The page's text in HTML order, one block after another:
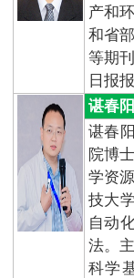
产和
和省
等期
日报报
谌春
谌春
院博
学资
技大
自动
法。
科学